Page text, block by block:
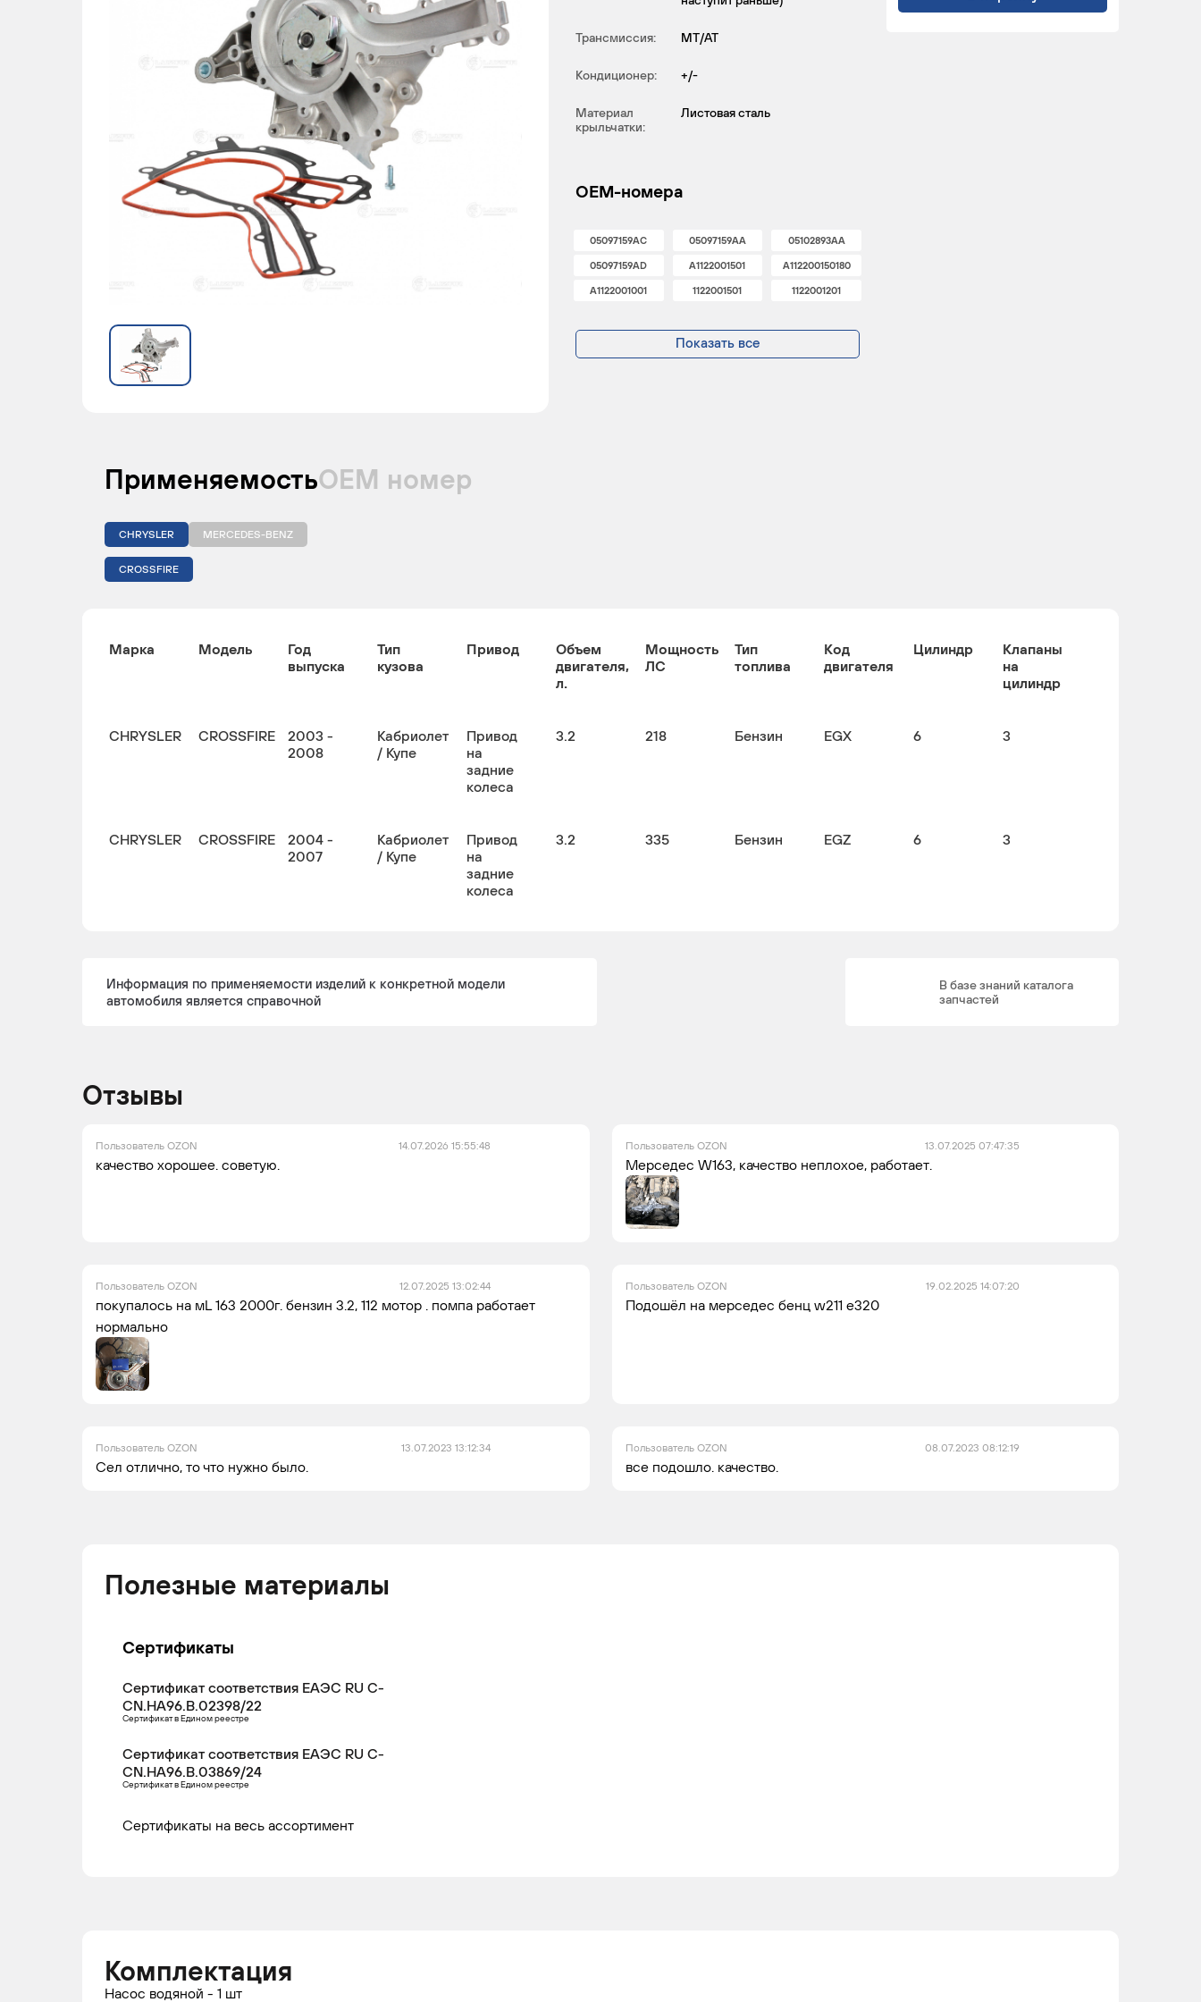
Трансмиссия: MT/AT
Кондиционер: +/-
Материал
крыльчатки:
Листовая сталь
OEM-номера
05097159AC 05097159AA 05102893AA
05097159AD A1122001501 A112200150180
A1122001001 1122001501 1122001201
Показать все
ПрименяемостьОЕМ номер
CHRYSLER MERCEDES-BENZ
CROSSFIRE
Марка Модель
Год
выпуска
Тип
кузова
Привод
Объем
двигателя,
л.
Мощность
ЛС
Тип
топлива
Код
двигателя
Цилиндр
Клапаны
на
цилиндр
CHRYSLER CROSSFIRE
2003 -
2008
Кабриолет
/ Купе
Привод
на
задние
колеса
3.2 218 Бензин EGX 6 3
CHRYSLER CROSSFIRE
2004 -
2007
Кабриолет
/ Купе
Привод
на
задние
колеса
3.2 335 Бензин EGZ 6 3
Информация по применяемости изделий к конкретной модели
автомобиля является справочной
В базе знаний каталога
запчастей
Отзывы
Пользователь OZON 14.07.2026 15:55:48
качество хорошее. советую.
Пользователь OZON 13.07.2025 07:47:35
Мерседес W163, качество неплохое, работает.
Пользователь OZON 12.07.2025 13:02:44
покупалось на мL 163 2000г. бензин 3.2, 112 мотор . помпа работает
нормально
Пользователь OZON 19.02.2025 14:07:20
Подошёл на мерседес бенц w211 e320
Пользователь OZON 13.07.2023 13:12:34
Сел отлично, то что нужно было.
Пользователь OZON 08.07.2023 08:12:19
все подошло. качество.
Полезные материалы
Сертификаты
Сертификат соответствия ЕАЭС RU С-
CN.НА96.В.02398/22
Сертификат в Едином реестре
Сертификат соответствия ЕАЭС RU С-
CN.НА96.В.03869/24
Сертификат в Едином реестре
Сертификаты на весь ассортимент
Комплектация
Насос водяной - 1 шт